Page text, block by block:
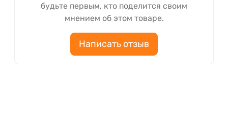
будьте первым, кто поделится своим
мнением об этом товаре.
Написать отзыв